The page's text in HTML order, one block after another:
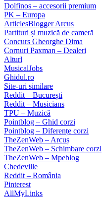
Dolfinos – accesorii premium
PK – Europa
ArticlesBlogger Arcus
Partituri și muzică de cameră
Concurs Gheorghe Dima
Cornuri Paxman – Dealeri
Alturl
MusicalJobs
Ghidul.ro
Site-uri similare
Reddit – București
Reddit – Musicians
TPU – Muzică
Pointblog – Ghid corzi
Pointblog – Diferențe corzi
TheZenWeb – Arcuș
TheZenWeb – Schimbare corzi
TheZenWeb – Mpeblog
Chedeville
Reddit – România
Pinterest
AllMyLinks